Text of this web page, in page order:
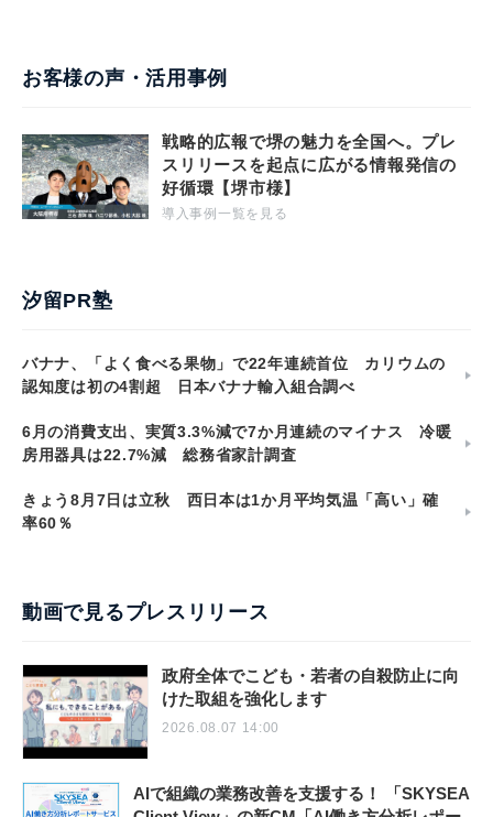
お客様の声・活用事例
戦略的広報で堺の魅力を全国へ。プレ
スリリースを起点に広がる情報発信の
好循環【堺市様】
導入事例一覧を見る
汐留PR塾
バナナ、「よく食べる果物」で22年連続首位 カリウムの
認知度は初の4割超 日本バナナ輸入組合調べ
6月の消費支出、実質3.3%減で7か月連続のマイナス 冷暖
房用器具は22.7%減 総務省家計調査
きょう8月7日は立秋 西日本は1か月平均気温「高い」確
率60％
動画で見るプレスリリース
政府全体でこども・若者の自殺防止に向
けた取組を強化します
2026.08.07 14:00
AIで組織の業務改善を支援する！ 「SKYSEA